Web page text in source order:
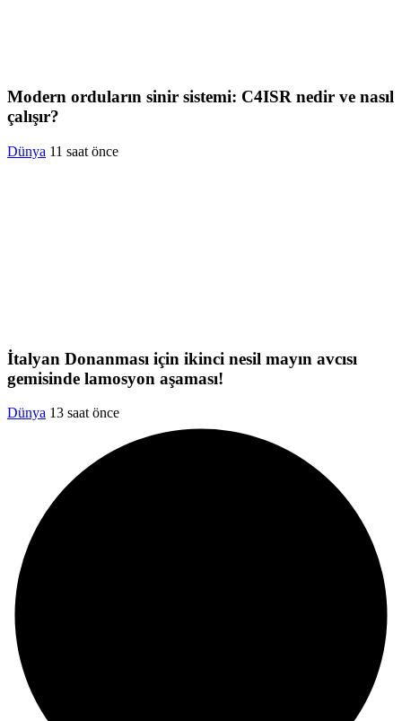
Modern orduların sinir sistemi: C4ISR nedir ve nasıl
çalışır?
Dünya 11 saat önce
İtalyan Donanması için ikinci nesil mayın avcısı
gemisinde lamosyon aşaması!
Dünya 13 saat önce